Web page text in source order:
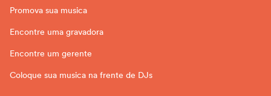
Promova sua musica
Encontre uma gravadora
Encontre um gerente
Coloque sua musica na frente de DJs